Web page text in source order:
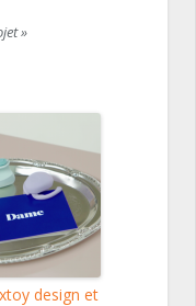
»
design et